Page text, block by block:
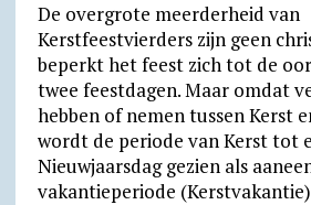
De overgrote meerderheid van
Kerstfeestvierders zijn geen
beperkt het feest zich tot de
twee feestdagen. Maar omdat
hebben of nemen tussen Kerst
wordt de periode van Kerst tot
Nieuwjaarsdag gezien als
vakantieperiode